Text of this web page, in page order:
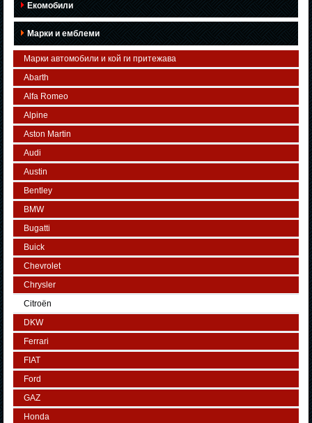
Екомобили
Марки и емблеми
Марки автомобили и кой ги притежава
Abarth
Alfa Romeo
Alpine
Aston Martin
Audi
Austin
Bentley
BMW
Bugatti
Buick
Chevrolet
Chrysler
Citroën
DKW
Ferrari
FIAT
Ford
GAZ
Honda